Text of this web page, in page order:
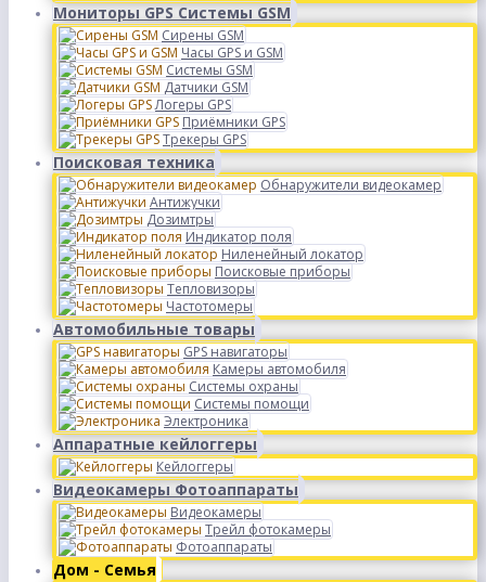
Мониторы GPS Системы GSM
Сирены GSM
Часы GPS и GSM
Системы GSM
Датчики GSM
Логеры GPS
Приёмники GPS
Трекеры GPS
Поисковая техника
Обнаружители видеокамер
Антижучки
Дозимтры
Индикатор поля
Ниленейный локатор
Поисковые приборы
Тепловизоры
Частотомеры
Автомобильные товары
GPS навигаторы
Камеры автомобиля
Системы охраны
Системы помощи
Электроника
Аппаратные кейлоггеры
Кейлоггеры
Видеокамеры Фотоаппараты
Видеокамеры
Трейл фотокамеры
Фотоаппараты
Дом - Семья